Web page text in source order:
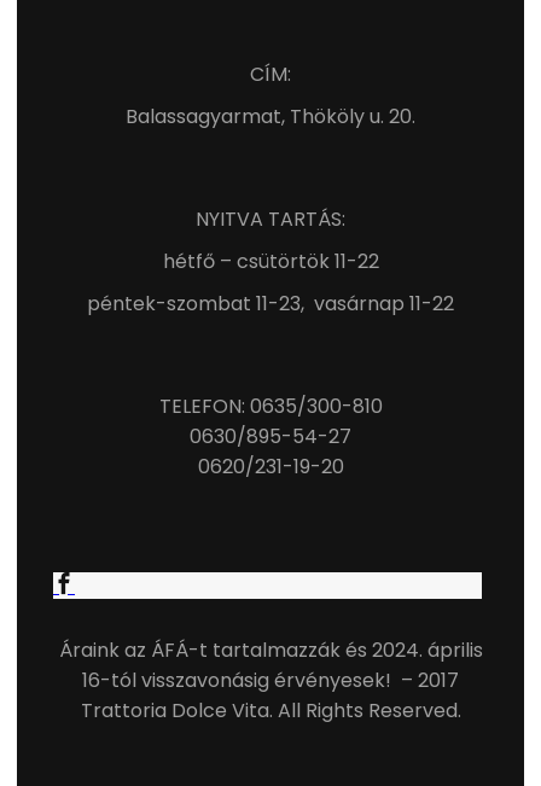
CÍM:
Balassagyarmat, Thököly u. 20.
NYITVA TARTÁS:
hétfő – csütörtök 11-22
péntek-szombat 11-23, vasárnap 11-22
TELEFON: 0635/300-810
0630/895-54-27
0620/231-19-20
Áraink az ÁFÁ-t tartalmazzák és 2024. április
16-tól visszavonásig érvényesek! – 2017
Trattoria Dolce Vita. All Rights Reserved.